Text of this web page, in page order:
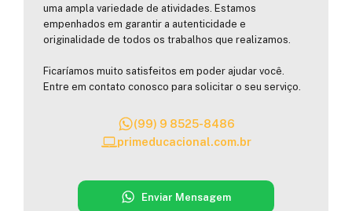
uma ampla variedade de atividades. Estamos
empenhados em garantir a autenticidade e
originalidade de todos os trabalhos que realizamos.
Ficaríamos muito satisfeitos em poder ajudar você.
Entre em contato conosco para solicitar o seu serviço.
(99) 9 8525-8486
primeducacional.com.br
Enviar Mensagem